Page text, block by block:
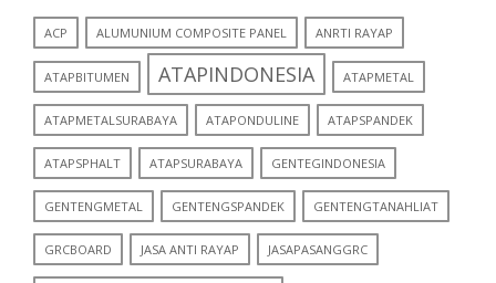
ACP ALUMUNIUM COMPOSITE PANEL ANRTI RAYAP
ATAPBITUMEN ATAPINDONESIA ATAPMETAL
ATAPMETALSURABAYA ATAPONDULINE ATAPSPANDEK
ATAPSPHALT ATAPSURABAYA GENTEGINDONESIA
GENTENGMETAL GENTENGSPANDEK GENTENGTANAHLIAT
GRCBOARD JASA ANTI RAYAP JASAPASANGGRC